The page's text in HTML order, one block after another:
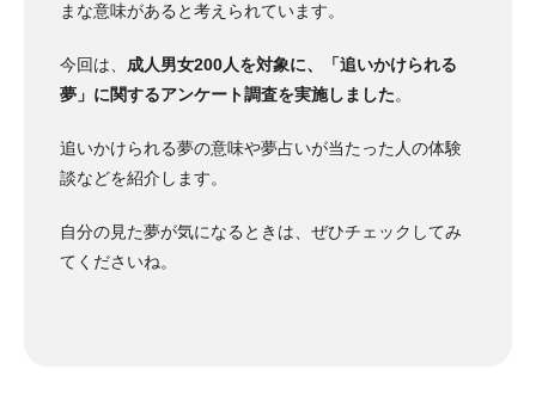
まな意味があると考えられています。
今回は、 成人男女200人を対象に、「追いかけられる
夢」に関するアンケート調査を実施しました。
追いかけられる夢の意味や夢占いが当たった人の体験
談などを紹介します。
自分の見た夢が気になるときは、ぜひチェックしてみ
てくださいね。